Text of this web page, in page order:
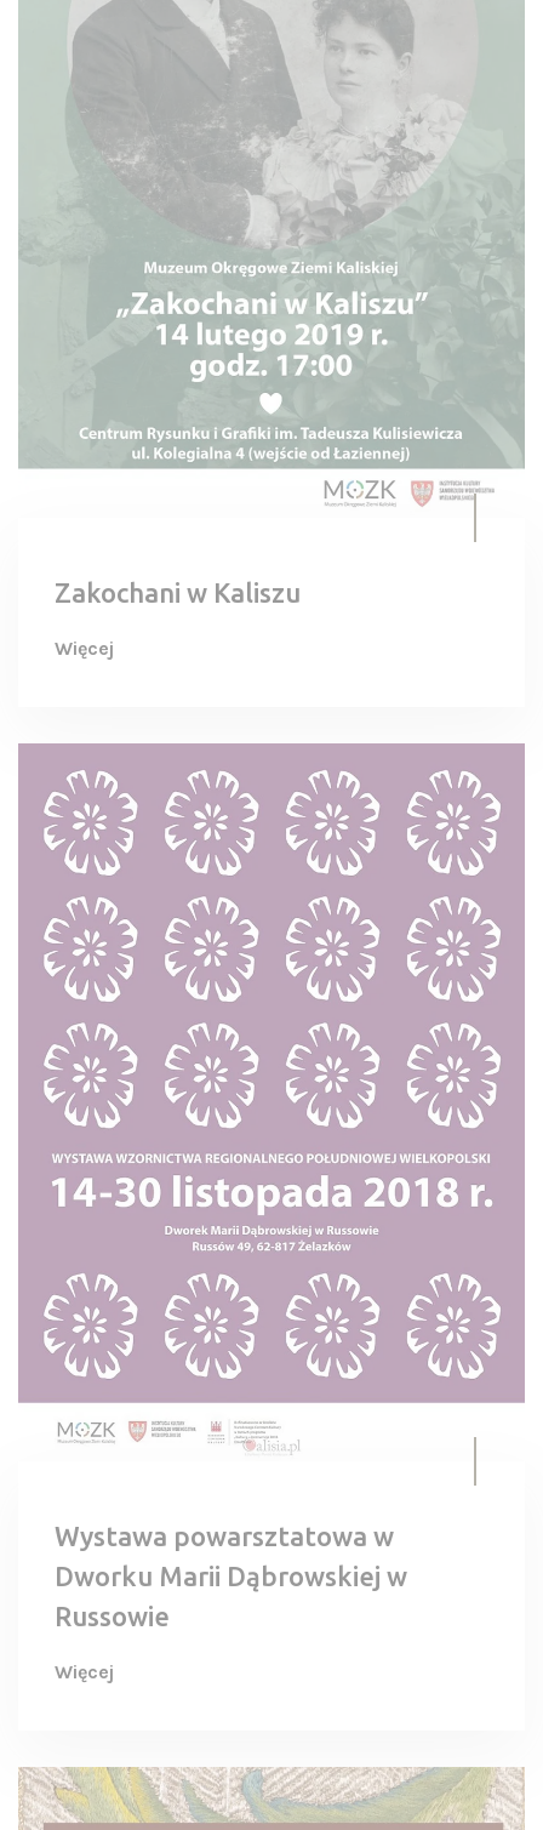
Zakochani w Kaliszu
Więcej
Wystawa powarsztatowa w
Dworku Marii Dąbrowskiej w
Russowie
Więcej